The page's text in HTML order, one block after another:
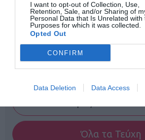
I want to opt-out of Collection, Use,
Retention, Sale, and/or Sharing of
Personal Data that Is Unrelated with
Purposes for which it was collected.
Opted Out
CONFIRM
Data Deletion Data Access
Γίνε
Όλα τα Τεύχη